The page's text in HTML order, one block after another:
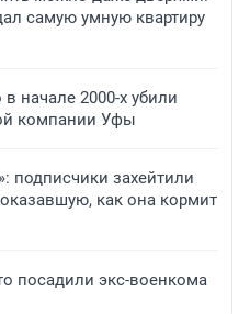
самую умную квартиру
начале 2000-х убили
компании Уфы
подписчики захейтили
как она кормит
посадили экс-военкома